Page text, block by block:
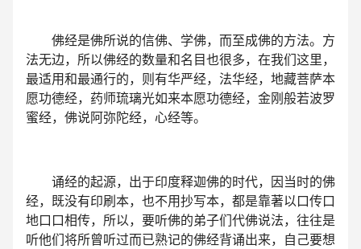
佛经是佛所说的信佛、学佛，而至成佛的方法。方
法无边，所以佛经的数量和名目也很多，在我们这里，
最适用和最通行的，则有华严经，法华经，地藏菩萨本
愿功德经，药师琉璃光如来本愿功德经，金刚般若波罗
蜜经，佛说阿弥陀经，心经等。
诵经的起源，出于印度释迦佛的时代，因当时的佛
经，既没有印刷本，也不用抄写本，都是靠著以口传口
地口口相传，所以，要听佛的弟子们代佛说法，往往是
听他们将所曾听过而已熟记的佛经背诵出来，自己要想